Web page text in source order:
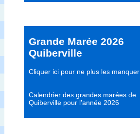
Grande Marée 2026
Quiberville
Cliquer ici pour ne plus les manquer
Calendrier des grandes marées de
Quiberville pour l’année 2026